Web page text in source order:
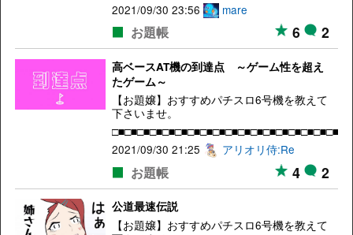
2021/09/30 23:56
mare
お題帳 6 2
高ベースAT機の到達点 ～ゲーム性を超え
たゲーム～
【お題嬢】おすすめパチスロ6号機を教えて
下さいませ。
2021/09/30 21:25
アリオリ侍:Re
お題帳 4 2
公道最速伝説
【お題嬢】おすすめパチスロ6号機を教えて